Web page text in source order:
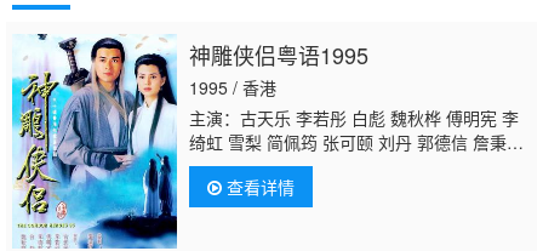
神雕侠侣粤语1995
1995 / 香港
主演：古天乐 李若彤 白彪 魏秋桦 傅明宪 李
绮虹 雪梨 简佩筠 张可颐 刘丹 郭德信 詹秉
熙 朱铁和 骆应钧 吴家辉 李家强 戴志伟 江
毅 黄仲匡 张翼 苏玉华 黎耀祥 李国麟 吴家
乐 李子雄 何洁珊 李耀景 冯晓文 刘江 李丽
查看详情